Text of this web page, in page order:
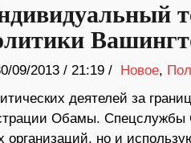
09/2013/ 21:19 / Новое,
деятелей за
Обамы. Спецслужбы
но и